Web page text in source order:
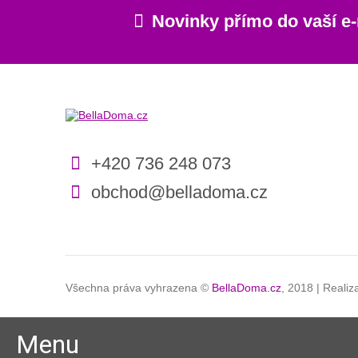
Novinky přímo do vaší
+420 736 248 073
obchod@belladoma.cz
Všechna práva vyhrazena © BellaDoma.cz , 2018 |
Menu